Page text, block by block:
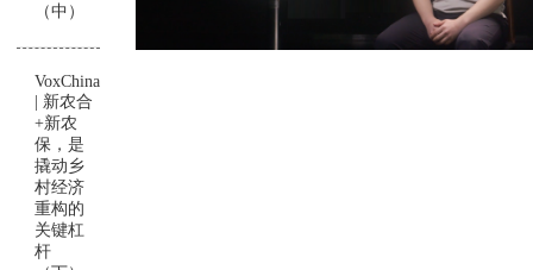
（中）
VoxChina
| 新农合
+新农
保，是
撬动乡
村经济
重构的
关键杠
杆